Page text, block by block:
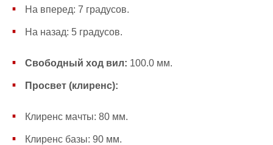
На вперед: 7 градусов.
На назад: 5 градусов.
Свободный ход вил: 100.0 мм.
Просвет (клиренс):
Клиренс мачты: 80 мм.
Клиренс базы: 90 мм.